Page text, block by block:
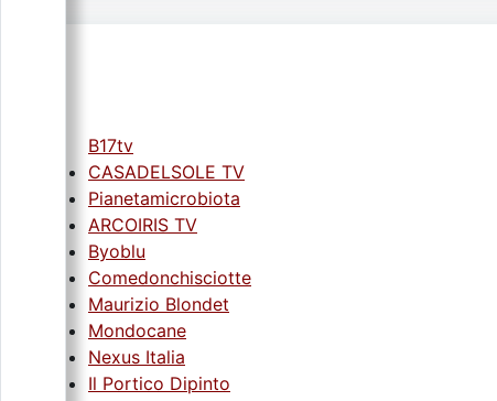
B17tv
CASADELSOLE TV
Pianetamicrobiota
ARCOIRIS TV
Byoblu
Comedonchisciotte
Maurizio Blondet
Mondocane
Nexus Italia
Il Portico Dipinto